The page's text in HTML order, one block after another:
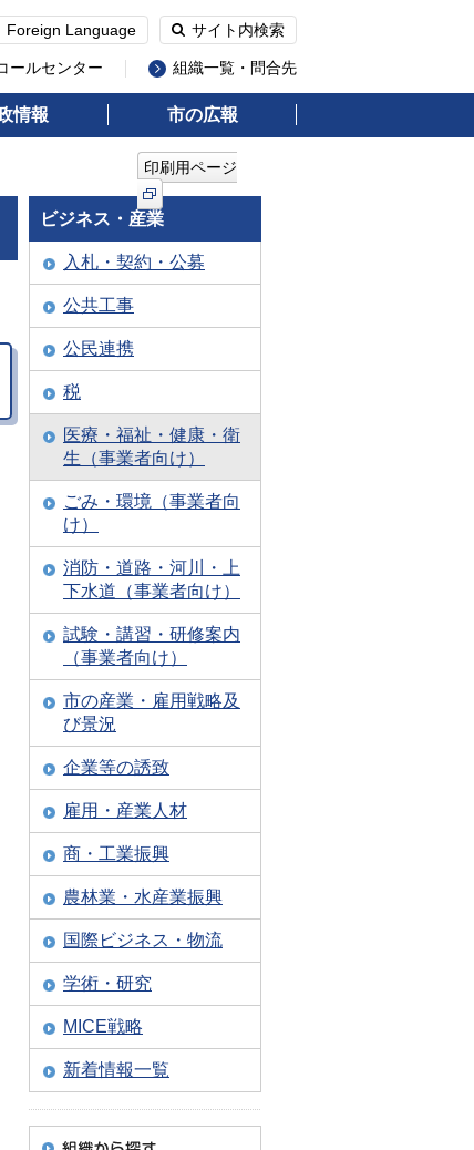
Foreign Language サイト内検索
ールセンター 組織一覧・問合先
情報 市の広報
印刷用ページ
ビジネス・産業
入札・契約・公募
公共工事
公民連携
税
医療・福祉・健康・衛
生（事業者向け）
ごみ・環境（事業者向
け）
消防・道路・河川・上
下水道（事業者向け）
試験・講習・研修案内
（事業者向け）
市の産業・雇用戦略及
び景況
企業等の誘致
雇用・産業人材
商・工業振興
農林業・水産業振興
国際ビジネス・物流
学術・研究
MICE戦略
新着情報一覧